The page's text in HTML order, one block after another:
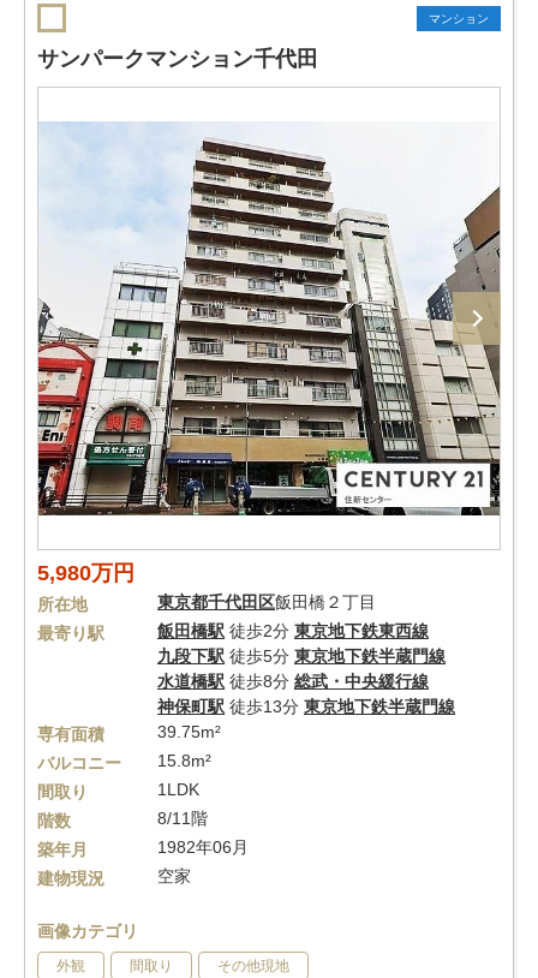
マンション
サンパークマンション千代田
5,980万円
所在地 東京都千代田区飯田橋２丁目
最寄り駅
飯田橋駅 徒歩2分 東京地下鉄東西線
九段下駅 徒歩5分 東京地下鉄半蔵門線
水道橋駅 徒歩8分 総武・中央緩行線
神保町駅 徒歩13分 東京地下鉄半蔵門線
専有面積
39.75m²
バルコニー
15.8m²
間取り
1LDK
階数
8/11階
築年月
1982年06月
建物現況
空家
画像カテゴリ
外観 間取り その他現地